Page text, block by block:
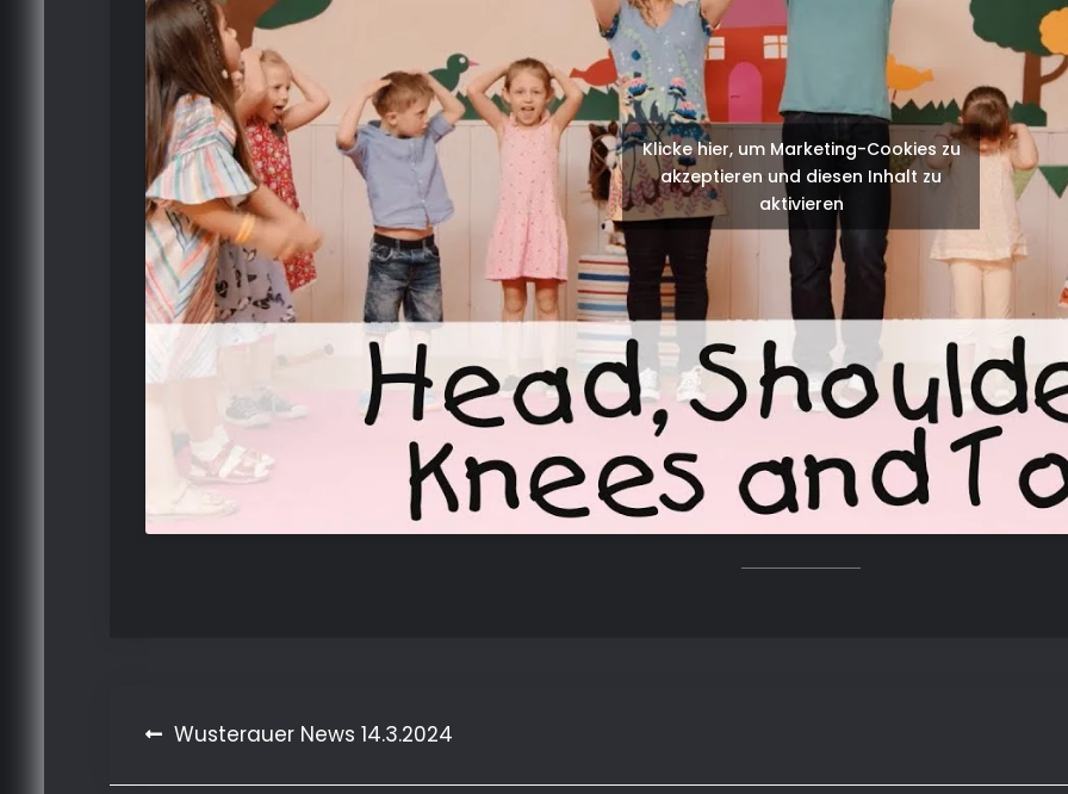
Klicke hier, um Marketing-Cookies zu
akzeptieren und diesen Inhalt zu
aktivieren
Beitragsnavigation
Wusterauer News 14.3.2024